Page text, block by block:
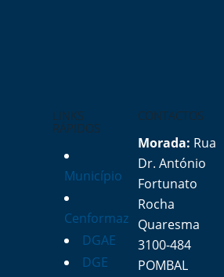
LINKS
RÁPIDOS
Município
Cenformaz
DGAE
DGE
CONTACTOS
Morada: Rua
Dr. António
Fortunato
Rocha
Quaresma
3100-484
POMBAL